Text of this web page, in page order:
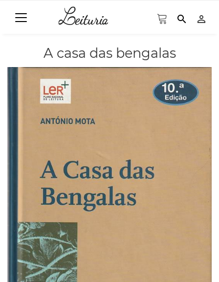
search person_outline
A casa das bengalas